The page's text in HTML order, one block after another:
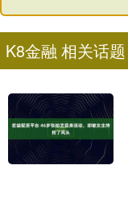
K8金融 相关话题